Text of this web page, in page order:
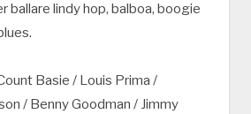
ballare lindy hop, balboa, boogie
Basie / Louis Prima /
/ Benny Goodman / Jimmy